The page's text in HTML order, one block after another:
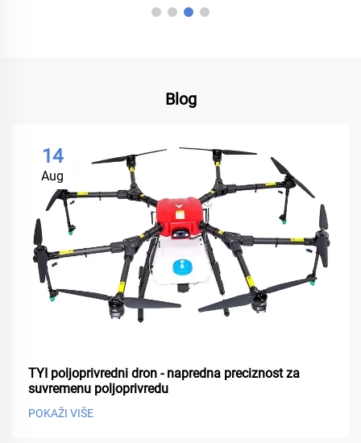
Blog
14
Aug
TYI poljoprivredni dron - napredna preciznost za
suvremenu poljoprivredu
POKAŽI VIŠE